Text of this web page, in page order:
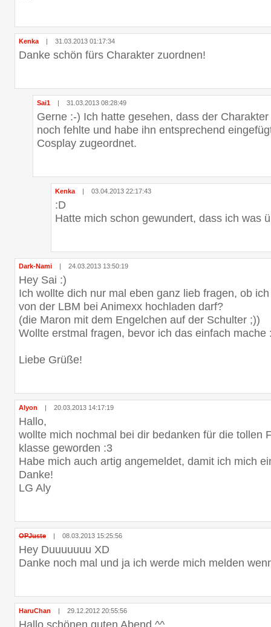
Kenka | 31.03.2013 01:17:34
Danke schön fürs Charakter zuordnen!
Sai1 | 31.03.2013 08:28:49
Gerne :-) Ich hatte gesehen, dass der
noch fehlte und habe ihn entsprechend
Cosplay zugeordnet.
Kenka | 03.04.2013 22:17:43
:D
Hatte mich schon gewundert, dass ich was
Dark-Nami | 24.03.2013 13:50:19
Hey Sai :)
Ich wollte dich nur mal eben ganz lieb fragen, ob
von der LBM bei Animexx hochladen darf?
(die Maron mit dem Engelchen auf der Schulter ;))
Wollte erstmal fragen, bevor ich das einfach mache
Liebe Grüße!
Alyon | 20.03.2013 14:17:19
Hallo,
wollte mich nochmal bei dir bedanken für die tollen
klasse geworden :3
Habe mich auch artig angemeldet, damit ich mich
Danke!
LG Aly
OPJuste | 08.03.2013 15:25:56
Hey Duuuuuuu XD
Danke noch mal und ja ich werde mich melden
HaruChan | 29.12.2012 20:55:56
Hallo schönen guten Abend ^^